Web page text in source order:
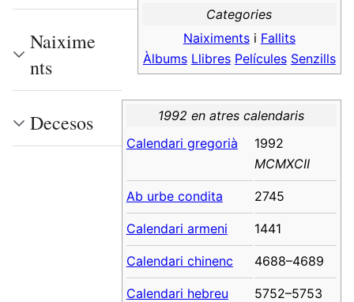
Categories
Naiximentsi Fallits
Àlbums Llibres Películes Senzills
1992 en atres calendaris
Calendari gregorià
1992
MCMXCII
Ab urbe condita 2745
Calendari armeni 1441
Calendari chinenc 4688–4689
Calendari hebreu 5752–5753
Naixime
nts
Decesos